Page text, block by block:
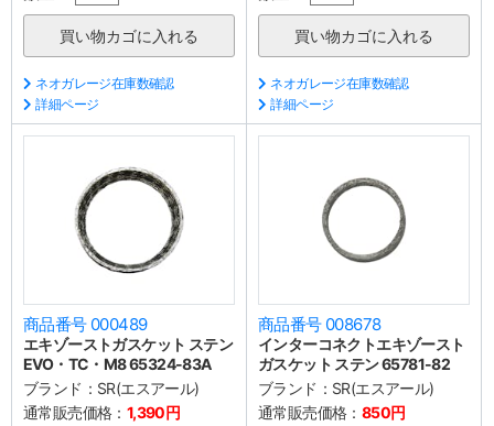
ネオガレージ在庫数確認
詳細ページ
ネオガレージ在庫数確認
詳細ページ
商品番号 000489
エキゾーストガスケット ステン
EVO・TC・M8 65324-83A
ブランド： SR(エスアール)
通常販売価格： 1,390円
商品番号 008678
インターコネクトエキゾースト
ガスケット ステン 65781-82
ブランド： SR(エスアール)
通常販売価格： 850円